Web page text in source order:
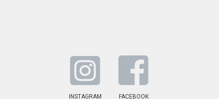
INSTAGRAM FACEBOOK